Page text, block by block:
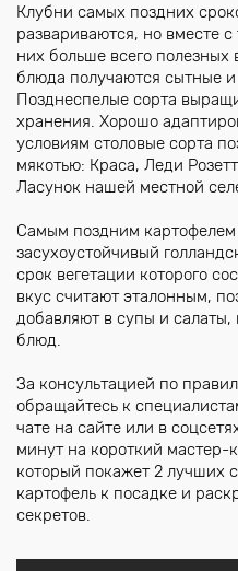
Клубни самых поздних
развариваются, но вместе
них больше всего полезных
блюда получаются сытные и
Позднеспелые сорта
хранения. Хорошо
условиям столовые сорта
мякотью: Краса, Леди
Ласунок нашей местной
Самым поздним картофелем
засухоустойчивый
срок вегетации которого
вкус считают эталонным,
добавляют в супы и салаты,
блюд.
За консультацией по
обращайтесь к
чате на сайте или в
минут на короткий мастер-
который покажет 2 лучших
картофель к посадке и
секретов.